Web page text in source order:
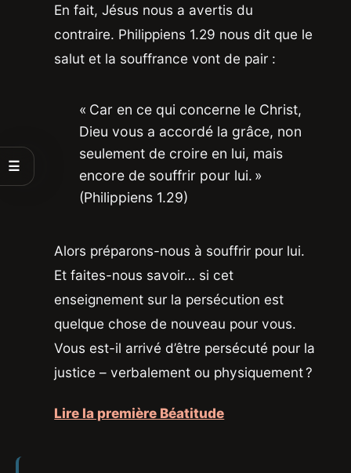
☰
En fait, Jésus nous a avertis du
contraire. Philippiens 1.29 nous dit que le
salut et la souffrance vont de pair :
« Car en ce qui concerne le Christ,
Dieu vous a accordé la grâce, non
seulement de croire en lui, mais
encore de souffrir pour lui. »
(Philippiens 1.29)
Alors préparons-nous à souffrir pour lui.
Et faites-nous savoir… si cet
enseignement sur la persécution est
quelque chose de nouveau pour vous.
Vous est-il arrivé d’être persécuté pour la
justice – verbalement ou physiquement ?
Lire la première Béatitude